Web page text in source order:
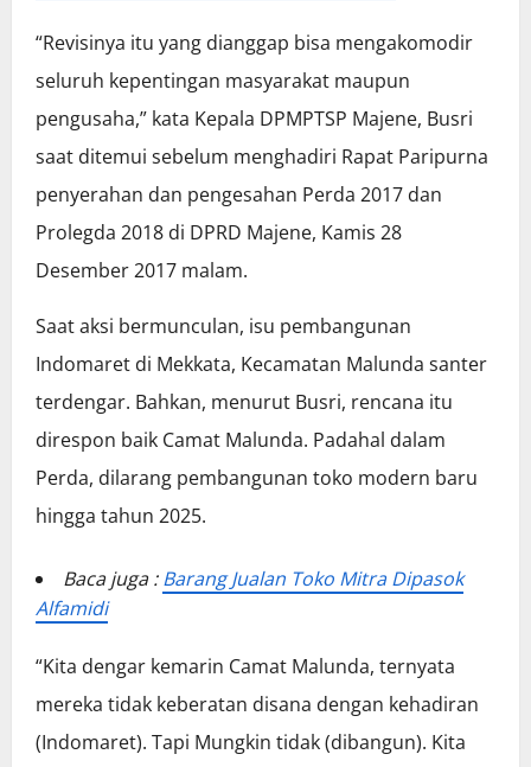
“Revisinya itu yang dianggap bisa mengakomodir
seluruh kepentingan masyarakat maupun
pengusaha,” kata Kepala DPMPTSP Majene, Busri
saat ditemui sebelum menghadiri Rapat Paripurna
penyerahan dan pengesahan Perda 2017 dan
Prolegda 2018 di DPRD Majene, Kamis 28
Desember 2017 malam.
Saat aksi bermunculan, isu pembangunan
Indomaret di Mekkata, Kecamatan Malunda santer
terdengar. Bahkan, menurut Busri, rencana itu
direspon baik Camat Malunda. Padahal dalam
Perda, dilarang pembangunan toko modern baru
hingga tahun 2025.
Baca juga :Barang Jualan Toko Mitra Dipasok
Alfamidi
“Kita dengar kemarin Camat Malunda, ternyata
mereka tidak keberatan disana dengan kehadiran
(Indomaret). Tapi Mungkin tidak (dibangun). Kita